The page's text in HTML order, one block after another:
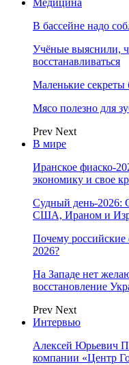
Медицина
В бассейне надо
Учёные выяснили,
восстанавливаться
Маленькие секреты
Мясо полезно для
Prev Next
В мире
Иранское фиаско-
экономику и свое
Судный день-2026:
США, Ираном и
Почему
2026?
На Западе нет
восстановление
Prev Next
Интервью
Алексей Юрьевич
компании «Центр